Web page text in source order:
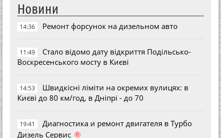
Новини
14:36 Ремонт форсунок на дизельном авто
11:49
Стало відомо дату відкриття Подільсько-
Воскресенського мосту в Києві
14:53
Швидкісні ліміти на окремих вулицях: в
Києві до 80 км/год, в Дніпрі - до 70
19:41
Диагностика и ремонт двигателя в Турбо
Дизель Сервис ®